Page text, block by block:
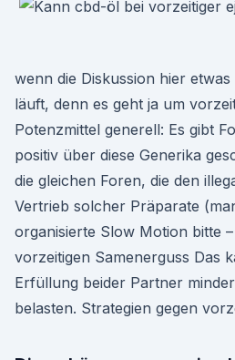
wenn die Diskussion hier
läuft, denn es geht ja um
Potenzmittel generell: Es gibt
positiv über diese Generika
die gleichen Foren, die den
Vertrieb solcher Präparate
organisierte Slow Motion bitte
vorzeitigen Samenerguss Das
Erfüllung beider Partner
belasten. Strategien gegen